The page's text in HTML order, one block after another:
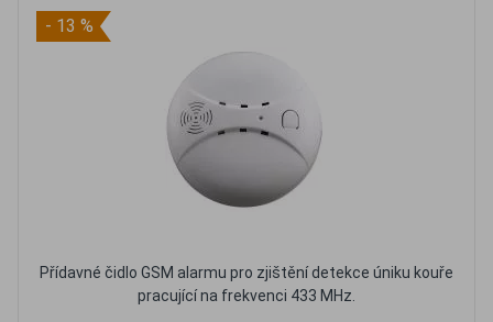
- 13 %
Přídavné čidlo GSM alarmu pro zjištění detekce úniku kouře
pracující na frekvenci 433 MHz.